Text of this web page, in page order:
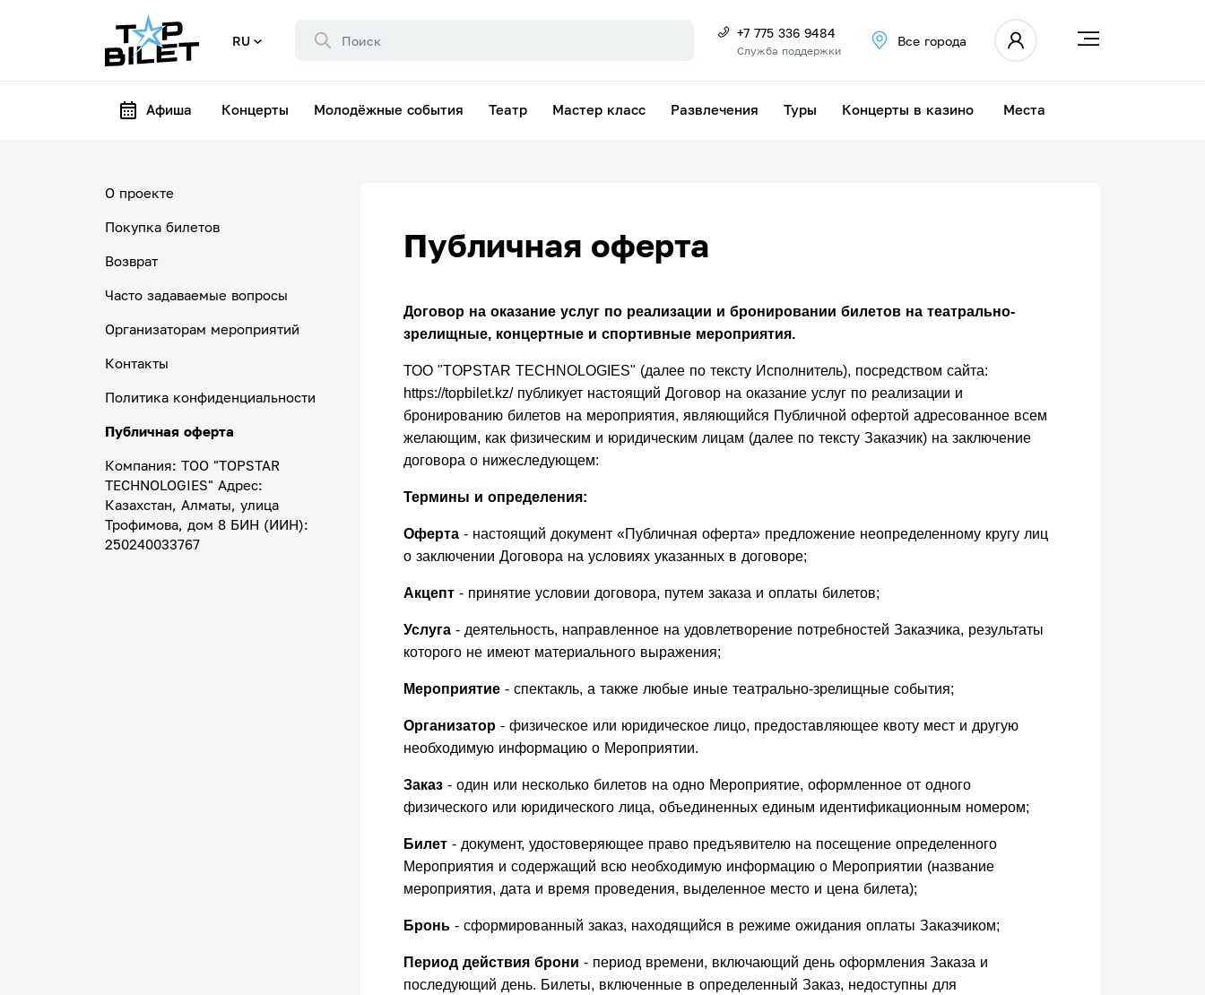
RU +7 775 336 9484
Служба поддержки
Все города
Афиша Концерты Молодёжные события Театр Мастер класс Развлечения Туры Концерты в казино Места
О проекте
Покупка билетов
Возврат
Часто задаваемые вопросы
Организаторам мероприятий
Контакты
Политика конфиденциальности
Публичная оферта
Компания: ТОО "TOPSTAR
TECHNOLOGIES" Адрес:
Казахстан, Алматы, улица
Трофимова, дом 8 БИН (ИИН):
250240033767
Публичная оферта
Договор на оказание услуг по реализации и бронировании билетов на театрально-
зрелищные, концертные и спортивные мероприятия.
ТОО "TOPSTAR TECHNOLOGIES" (далее по тексту Исполнитель), посредством сайта:
https://topbilet.kz/ публикует настоящий Договор на оказание услуг по реализации и
бронированию билетов на мероприятия, являющийся Публичной офертой адресованное всем
желающим, как физическим и юридическим лицам (далее по тексту Заказчик) на заключение
договора о нижеследующем:
Термины и определения:
Оферта - настоящий документ «Публичная оферта» предложение неопределенному кругу лиц
о заключении Договора на условиях указанных в договоре;
Акцепт - принятие условии договора, путем заказа и оплаты билетов;
Услуга - деятельность, направленное на удовлетворение потребностей Заказчика, результаты
которого не имеют материального выражения;
Мероприятие - спектакль, а также любые иные театрально-зрелищные события;
Организатор - физическое или юридическое лицо, предоставляющее квоту мест и другую
необходимую информацию о Мероприятии.
Заказ - один или несколько билетов на одно Мероприятие, оформленное от одного
физического или юридического лица, объединенных единым идентификационным номером;
Билет - документ, удостоверяющее право предъявителю на посещение определенного
Мероприятия и содержащий всю необходимую информацию о Мероприятии (название
мероприятия, дата и время проведения, выделенное место и цена билета);
Бронь - сформированный заказ, находящийся в режиме ожидания оплаты Заказчиком;
Период действия брони - период времени, включающий день оформления Заказа и
последующий день. Билеты, включенные в определенный Заказ, недоступны для